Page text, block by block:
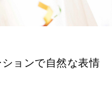
ョンで自然な表情